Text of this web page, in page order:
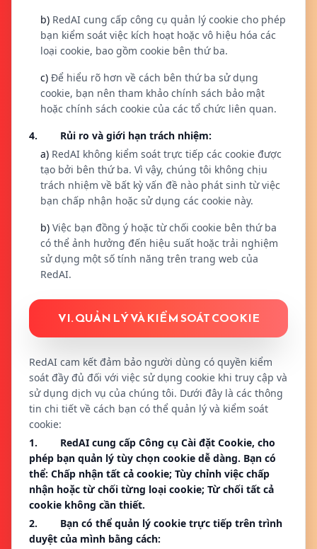
b) RedAI cung cấp công cụ quản lý cookie cho phép
bạn kiểm soát việc kích hoạt hoặc vô hiệu hóa các
loại cookie, bao gồm cookie bên thứ ba.
c) Để hiểu rõ hơn về cách bên thứ ba sử dụng
cookie, bạn nên tham khảo chính sách bảo mật
hoặc chính sách cookie của các tổ chức liên quan.
4. Rủi ro và giới hạn trách nhiệm:
a) RedAI không kiểm soát trực tiếp các cookie được
tạo bởi bên thứ ba. Vì vậy, chúng tôi không chịu
trách nhiệm về bất kỳ vấn đề nào phát sinh từ việc
bạn chấp nhận hoặc sử dụng các cookie này.
b) Việc bạn đồng ý hoặc từ chối cookie bên thứ ba
có thể ảnh hưởng đến hiệu suất hoặc trải nghiệm
sử dụng một số tính năng trên trang web của
RedAI.
VI. QUẢN LÝ VÀ KIỂM SOÁT COOKIE
RedAI cam kết đảm bảo người dùng có quyền kiểm
soát đầy đủ đối với việc sử dụng cookie khi truy cập và
sử dụng dịch vụ của chúng tôi. Dưới đây là các thông
tin chi tiết về cách bạn có thể quản lý và kiểm soát
cookie:
1. RedAI cung cấp Công cụ Cài đặt Cookie, cho
phép bạn quản lý tùy chọn cookie dễ dàng. Bạn có
thể: Chấp nhận tất cả cookie; Tùy chỉnh việc chấp
nhận hoặc từ chối từng loại cookie; Từ chối tất cả
cookie không cần thiết.
2. Bạn có thể quản lý cookie trực tiếp trên trình
duyệt của mình bằng cách: